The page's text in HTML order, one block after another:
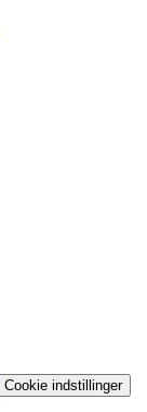
Cookie indstillinger